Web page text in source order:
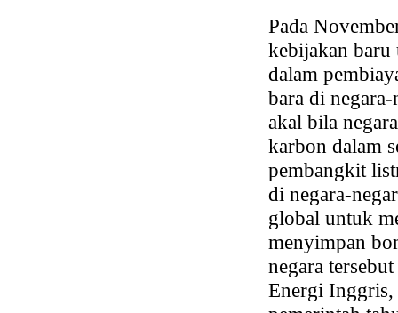
Pada
kebijakan
dalam
bara di
akal bila
karbon dalam
pembangkit
di negara-
global untuk
menyimpan
negara
Energi